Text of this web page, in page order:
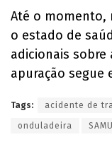
Até o momento,
o estado de
adicionais sobre
apuração segue
Tags: acidente de
onduladeira SAMU